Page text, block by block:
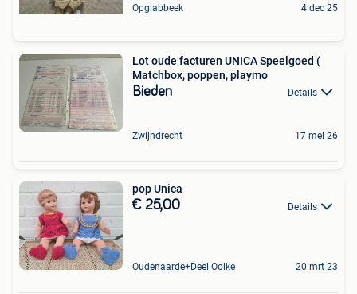
Opglabbeek 4 dec 25
Lot oude facturen UNICA Speelgoed (
Matchbox, poppen, playmo
Bieden Details
Zwijndrecht 17 mei 26
pop Unica
€ 25,00 Details
Oudenaarde+Deel Ooike 20 mrt 23